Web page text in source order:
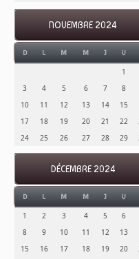
NOVEMBRE 2024
D L M M J V
1
3
4 5 6 7 8
10
11 12 13 14 15
17
18 19 20 21 22
24
25 26 27 28 29
DÉCEMBRE 2024
D L M M J V
1 2 3 4 5 6
8
9 10 11 12 13
15
16 17 18 19 20